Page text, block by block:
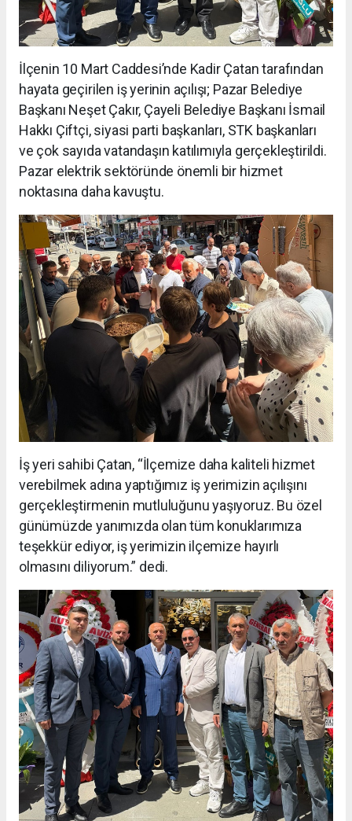
İlçenin 10 Mart Caddesi’nde Kadir Çatan tarafından
hayata geçirilen iş yerinin açılışı; Pazar Belediye
Başkanı Neşet Çakır, Çayeli Belediye Başkanı İsmail
Hakkı Çiftçi, siyasi parti başkanları, STK başkanları
ve çok sayıda vatandaşın katılımıyla gerçekleştirildi.
Pazar elektrik sektöründe önemli bir hizmet
noktasına daha kavuştu.
İş yeri sahibi Çatan, “İlçemize daha kaliteli hizmet
verebilmek adına yaptığımız iş yerimizin açılışını
gerçekleştirmenin mutluluğunu yaşıyoruz. Bu özel
günümüzde yanımızda olan tüm konuklarımıza
teşekkür ediyor, iş yerimizin ilçemize hayırlı
olmasını diliyorum.” dedi.